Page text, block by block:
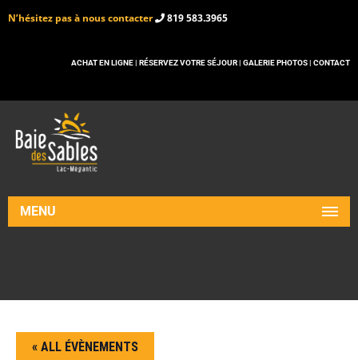
N’hésitez pas à nous contacter 819 583.3965
ACHAT EN LIGNE | RÉSERVEZ VOTRE SÉJOUR | GALERIE PHOTOS | CONTACT
MENU
« ALL ÉVÈNEMENTS